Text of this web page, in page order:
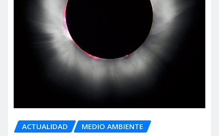
ACTUALIDAD MEDIO AMBIENTE